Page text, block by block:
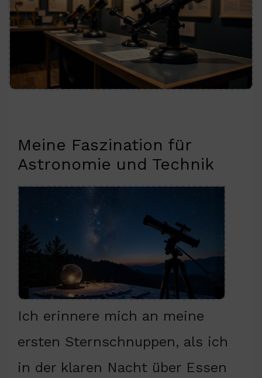
Meine Faszination für
Astronomie und Technik
Ich erinnere mich an meine
ersten Sternschnuppen, als ich
in der klaren Nacht über Essen